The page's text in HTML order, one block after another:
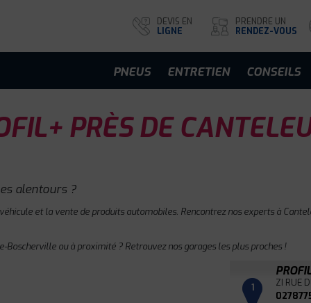
DEVIS EN
LIGNE
PRENDRE UN
RENDEZ-VOUS
PNEUS ENTRETIEN CONSEILS
PRÈS DE
alentours ?
et la vente de produits automobiles. Rencontrez nos experts à
Boscherville ou à proximité ? Retrouvez nos garages les plus proches !
1 ZI RUE